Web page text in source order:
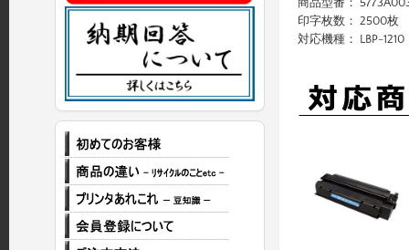
商品型番：
印字枚数： 2500枚
対応機種： LBP-1210